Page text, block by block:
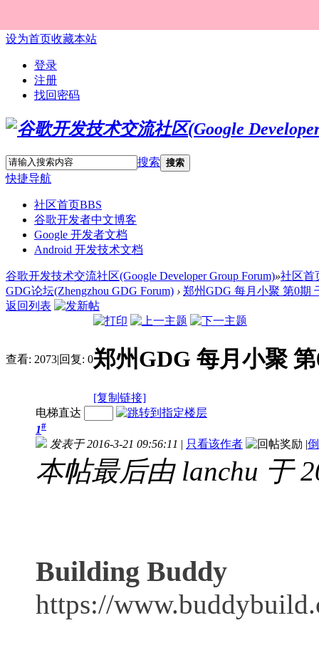
设为首页收藏本站
登录
注册
找回密码
搜索 搜索
快捷导航
社区首页BBS
谷歌开发者中文博客
Google 开发者文档
Android 开发技术文档
谷歌开发技术交流社区(Google Developer Group Forum)»社区首
GDG论坛(Zhengzhou GDG Forum) › 郑州GDG 每月小聚 第0期
返回列表
查看: 2073|回复: 0郑州GDG 每月小聚
[复制链接]
电梯直达
1#
发表于 2016-3-21 09:56:11 | 只看该作者 |
本帖最后由 lanchu 于
Building Buddy
https://